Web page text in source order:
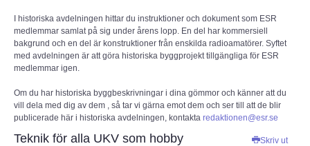
ECC
Provförrättning
PTS e-tjänst
I historiska avdelningen hittar du instruktioner och dokument som ESR
medlemmar samlat på sig under årens lopp. En del har kommersiell
bakgrund och en del är konstruktioner från enskilda radioamatörer. Syftet
med avdelningen är att göra historiska byggprojekt tillgängliga för ESR
medlemmar igen.
Om du har historiska byggbeskrivningar i dina gömmor och känner att du
vill dela med dig av dem , så tar vi gärna emot dem och ser till att de blir
publicerade här i historiska avdelningen, kontakta redaktionen@esr.se
Skriv ut
Teknik för alla UKV som hobby